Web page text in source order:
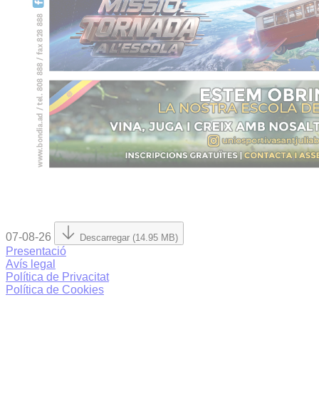
07-08-26 Descarregar (14.95 MB)
Presentació
Avís legal
Política de Privacitat
Política de Cookies